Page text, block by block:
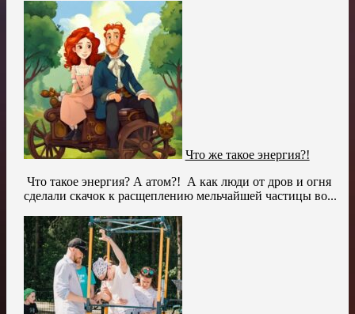
Что же такое энергия?!
Что такое энергия? А атом?! А как люди от дров и огня
сделали скачок к расщеплению мельчайшей частицы во...